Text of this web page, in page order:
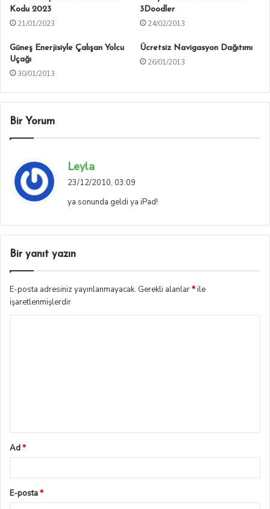
Kodu 2023
21/01/2023
3Doodler
24/02/2013
Güneş Enerjisiyle Çalışan Yolcu
Uçağı
30/01/2013
Ücretsiz Navigasyon Dağıtımı
26/01/2013
Bir Yorum
Leyla
e
i
i
23/12/2010, 03:09
ya sonunda geldi ya iPad!
Bir yanıt yazın
E-posta adresiniz yayınlanmayacak. Gerekli alanlar*ile
işaretlenmişlerdir
Ad*
E-posta*